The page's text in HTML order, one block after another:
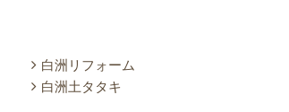
白洲リフォーム
白洲土タタキ